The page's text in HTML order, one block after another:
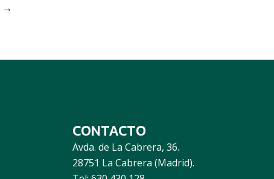
→
CONTACTO
Avda. de La Cabrera, 36.
28751 La Cabrera (Madrid).